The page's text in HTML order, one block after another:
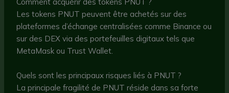
Les tokens PNUT peuvent être achetés sur des
plateformes d’échange centralisées comme Binance ou
sur des DEX via des portefeuilles digitaux tels que
MetaMask ou Trust Wallet.
Quels sont les principaux risques liés à PNUT ?
La principale fragilité de PNUT réside dans sa forte